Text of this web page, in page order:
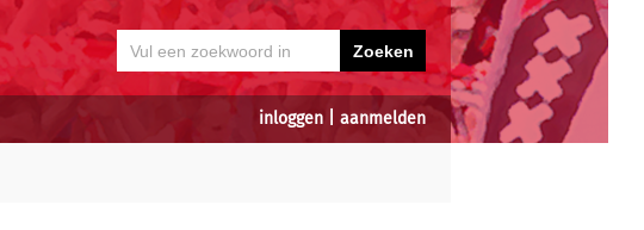
inloggen aanmelden